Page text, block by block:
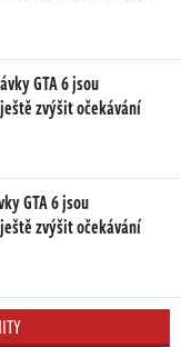
GTA 6 jsou
zvýšit očekávání
GTA 6 jsou
zvýšit očekávání